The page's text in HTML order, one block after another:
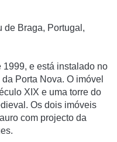
de Braga, Portugal,
1999, e está instalado no
Porta Nova. O imóvel
XIX e uma torre do
Os dois imóveis
com projecto da